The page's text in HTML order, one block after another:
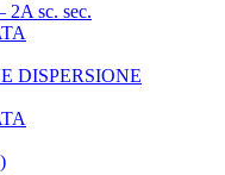
2A sc. sec.
DISPERSIONE